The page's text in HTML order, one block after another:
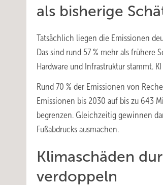
als bisherige
Tatsächlich liegen die Emissionen
Das sind rund 57 % mehr als frühere
Hardware und Infrastruktur stammt.
Rund 70 % der Emissionen von
Emissionen bis 2030 auf bis zu 643
begrenzen. Gleichzeitig gewinnen
Fußabdrucks ausmachen.
Klimaschäden
verdoppeln